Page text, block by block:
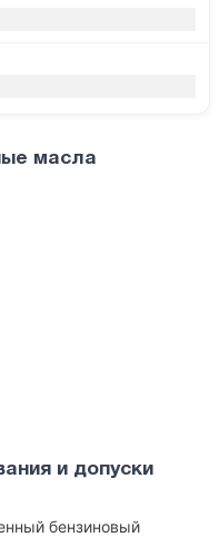
масла
и допуски
бензиновый